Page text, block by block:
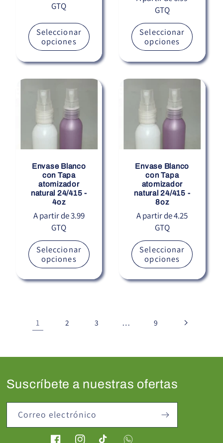
habitual
GTQ
Seleccionar
opciones
habitual
GTQ
Seleccionar
opciones
Envase Blanco
con Tapa
atomizador
natural 24/415 -
4oz
Precio
habitual
A partir de 3.99
GTQ
Seleccionar
opciones
Envase Blanco
con Tapa
atomizador
natural 24/415 -
8oz
Precio
habitual
A partir de 4.25
GTQ
Seleccionar
opciones
1 2 3 … 9
Suscríbete a nuestras ofertas
Correo electrónico